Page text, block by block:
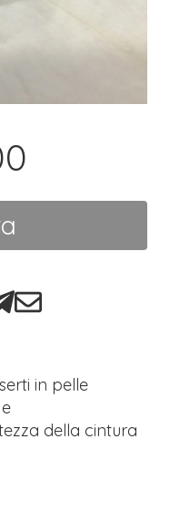
in pelle
della cintura